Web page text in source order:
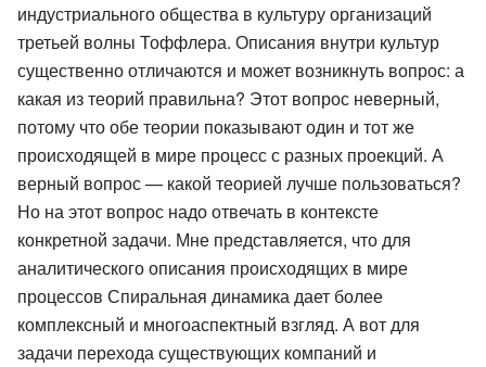
индустриального общества в культуру организаций
третьей волны Тоффлера. Описания внутри культур
существенно отличаются и может возникнуть вопрос: а
какая из теорий правильна? Этот вопрос неверный,
потому что обе теории показывают один и тот же
происходящей в мире процесс с разных проекций. А
верный вопрос — какой теорией лучше пользоваться?
Но на этот вопрос надо отвечать в контексте
конкретной задачи. Мне представляется, что для
аналитического описания происходящих в мире
процессов Спиральная динамика дает более
комплексный и многоаспектный взгляд. А вот для
задачи перехода существующих компаний и